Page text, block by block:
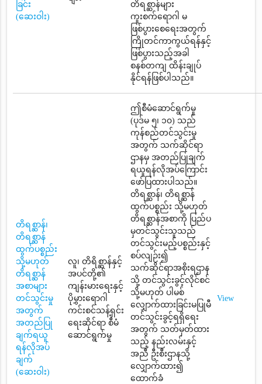
ခြင်း
(ဆေးဝါး)
တိရစ္ဆာန်များ
ကူးစက်ရောဂါ မ
ဖြစ်ပွားစေရေးအတွက်
ကြိုတင်ကာကွယ်ရန်နှင့်
ဖြစ်ပွားသည့်အခါ
စနစ်တကျ ထိန်းချုပ်
နိုင်ရန်ဖြစ်ပါသည်။
တိရစ္ဆာန်၊
တိရစ္ဆာန်
ထွက်ပစ္စည်း
သို့မဟုတ်
တိရစ္ဆာန်
အစာများ
တင်သွင်းမှု
အတွက်
အတည်ပြု
ချက်ရယူ
ရန်လိုအပ်
ချက်
(ဆေးဝါး)
လူ၊ တိရိစ္ဆာန်နှင့်
အပင်တို့၏
ကျန်းမားရေးနှင့်
ပိုမွှားရောဂါ
ကင်းစင်သန့်ရှင်း
ရေးဆိုင်ရာ စီမံ
ဆောင်ရွက်မှု
ဤစီမံဆောင်ရွက်မှု
(ပုဒ်မ ၅၊ ၁၀) သည်
ကုန်စည်တင်သွင်းမှု
အတွက် သက်ဆိုင်ရာ
ဌာနမှ အတည်ပြုချက်
ရယူရန်လိုအပ်ကြောင်း
ဖော်ပြထားပါသည်။
တိရစ္ဆာန်၊ တိရစ္ဆာန်
ထွက်ပစ္စည်း သို့မဟုတ်
တိရစ္ဆာန်အစာကို ပြည်ပ
မှတင်သွင်းသူသည်
တင်သွင်းမည့်ပစ္စည်းနှင့်
စပ်လျဉ်း၍
သက်ဆိုင်ရာအစိုးရဌာန
သို့ တင်သွင်းခွင့်လိုင်စင်
သို့မဟုတ် ပါမစ်
လျှောက်ထားခြင်းမပြုမီ
တင်သွင်းခွင့်ရရှိရေး
အတွက် သတ်မှတ်ထား
သည့် နည်းလမ်းနှင့်
အညီ ဦးစီးဌာနသို့
လျှောက်ထား၍
ထောက်ခံ
View